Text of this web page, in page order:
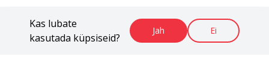
Kas lubate
kasutada küpsiseid?
Jah Ei